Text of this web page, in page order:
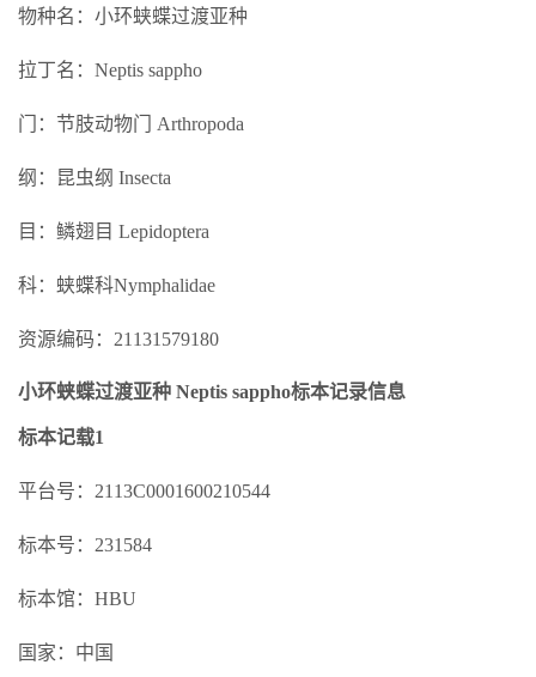
物种名：小环蛱蝶过渡亚种
拉丁名：Neptis sappho
门：节肢动物门 Arthropoda
纲：昆虫纲 Insecta
目：鳞翅目 Lepidoptera
科：蛱蝶科Nymphalidae
资源编码：21131579180
小环蛱蝶过渡亚种 Neptis sappho标本记录信息
标本记载1
平台号：2113C0001600210544
标本号：231584
标本馆：HBU
国家：中国